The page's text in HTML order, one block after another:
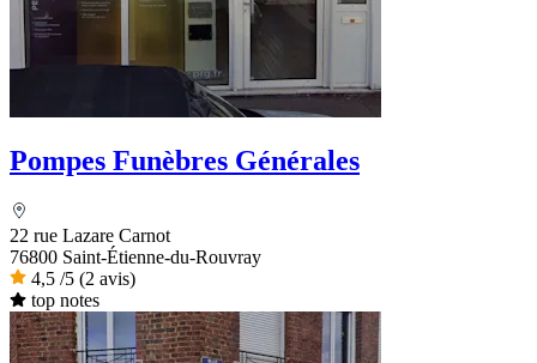
Pompes Funèbres Générales
22 rue Lazare Carnot
76800 Saint-Étienne-du-Rouvray
4,5 /5 (2 avis)
top notes